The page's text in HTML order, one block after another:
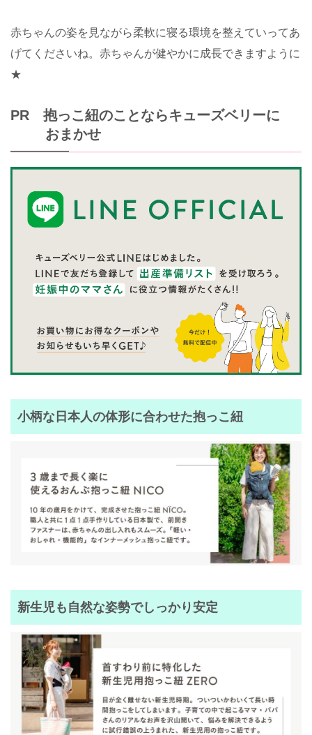
赤ちゃんの姿を見ながら柔軟に寝る環境を整えていってあ
げてくださいね。赤ちゃんが健やかに成長できますように
★
PR 抱っこ紐のことならキューズベリーに
おまかせ
小柄な日本人の体形に合わせた抱っこ紐
新生児も自然な姿勢でしっかり安定